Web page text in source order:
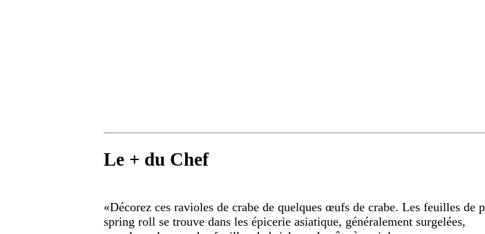
Le + du Chef
«Décorez ces ravioles de crabe de quelques œufs de crabe. Les feuilles de
spring roll se trouve dans les épicerie asiatique, généralement surgelées,